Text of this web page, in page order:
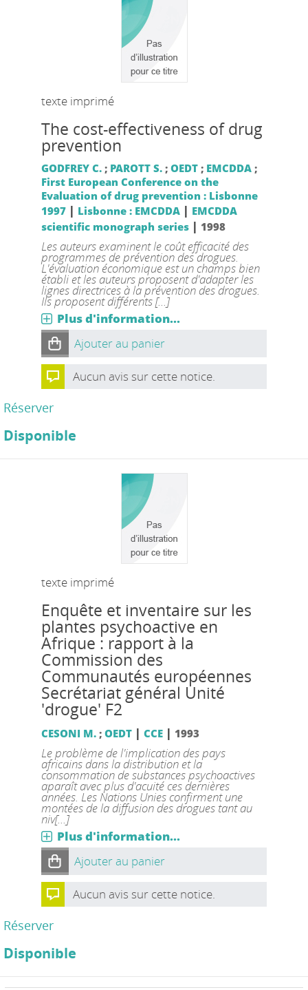
texte imprimé
The cost-effectiveness of drug
prevention
GODFREY C.; PAROTT S.; OEDT; EMCDDA;
First European Conference on the
Evaluation of drug prevention : Lisbonne
1997 | Lisbonne : EMCDDA| EMCDDA
scientific monograph series| 1998
Les auteurs examinent le coût efficacité des
programmes de prévention des drogues.
L'évaluation économique est un champs bien
établi et les auteurs proposent d'adapter les
lignes directrices à la prévention des drogues.
Ils proposent différents [...]
Plus d'information...
Ajouter au panier
Aucun avis sur cette notice.
Réserver
Disponible
texte imprimé
Enquête et inventaire sur les
plantes psychoactive en
Afrique : rapport à la
Commission des
Communautés européennes
Secrétariat général Unité
'drogue' F2
CESONI M.; OEDT | CCE| 1993
Le problème de l'implication des pays
africains dans la distribution et la
consommation de substances psychoactives
aparaît avec plus d'acuité ces dernières
années. Les Nations Unies confirment une
montées de la diffusion des drogues tant au
niv[...]
Plus d'information...
Ajouter au panier
Aucun avis sur cette notice.
Réserver
Disponible